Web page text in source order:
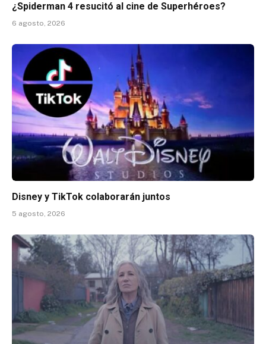
¿Spiderman 4 resucitó al cine de Superhéroes?
6 agosto, 2026
Disney y TikTok colaborarán juntos
5 agosto, 2026